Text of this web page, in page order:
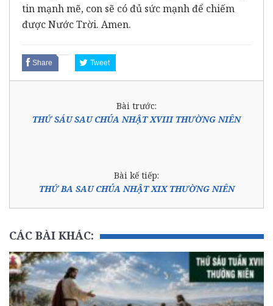
tin mạnh mẽ, con sẽ có đủ sức mạnh để chiếm
được Nước Trời. Amen.
Share Tweet
Bài trước:
THỨ SÁU SAU CHÚA NHẬT XVIII THƯỜNG NIÊN
Bài kế tiếp:
THỨ BA SAU CHÚA NHẬT XIX THƯỜNG NIÊN
CÁC BÀI KHÁC: